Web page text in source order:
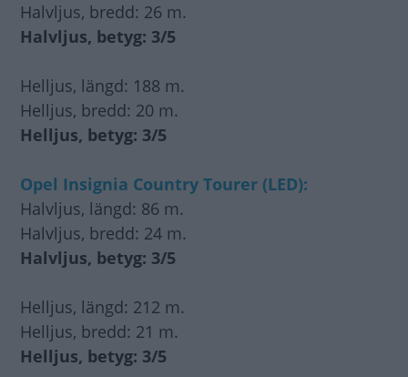
Halvljus, bredd: 26 m.
Halvljus, betyg: 3/5
Helljus, längd: 188 m.
Helljus, bredd: 20 m.
Helljus, betyg: 3/5
Opel Insignia Country Tourer (LED):
Halvljus, längd: 86 m.
Halvljus, bredd: 24 m.
Halvljus, betyg: 3/5
Helljus, längd: 212 m.
Helljus, bredd: 21 m.
Helljus, betyg: 3/5